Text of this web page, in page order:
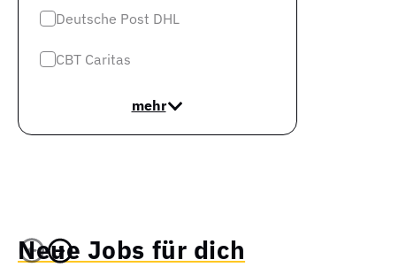
Deutsche Post DHL
CBT Caritas
mehr
Neue Jobs für dich